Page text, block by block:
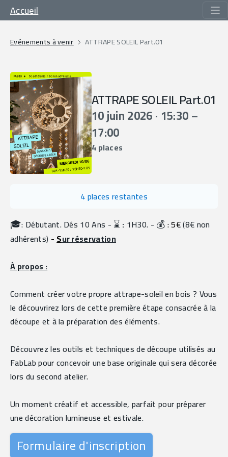
Accueil
Evénements à venir ATTRAPE SOLEIL Part.01
ATTRAPE SOLEIL Part.01
10 juin 2026 · 15:30 –
17:00
4 places
4 places restantes
🎓: Débutant. Dés 10 Ans - ⌛️ : 1H30. - 💰 : 5€ (8€ non
adhérents) - Sur réservation
À propos :
Comment créer votre propre attrape-soleil en bois ? Vous
le découvrirez lors de cette première étape consacrée à la
découpe et à la préparation des éléments.
Découvrez les outils et techniques de découpe utilisés au
FabLab pour concevoir une base originale qui sera décorée
lors du second atelier.
Un moment créatif et accessible, parfait pour préparer
une décoration lumineuse et estivale.
Formulaire d'inscription